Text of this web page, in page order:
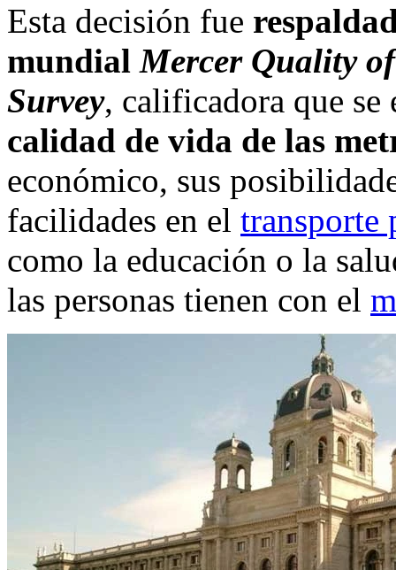
Esta decisión fue
mundialMercer Quality
Survey, calificadora que se
calidad de vida de las
económico, sus
facilidades en el transporte
como la educación o la
las personas tienen con el